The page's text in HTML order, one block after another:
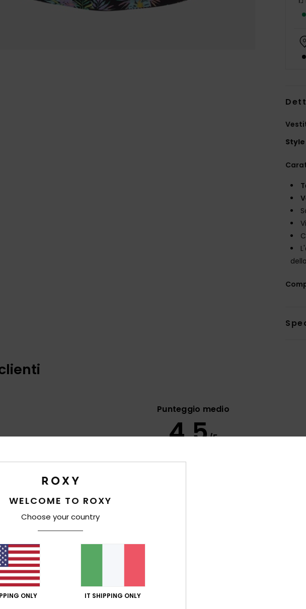
Style
Punteggio medio
4.5/5
Rapporto qualità-prezzo
Cecile
Molto leggero
Mostra originale - Français
Comfort
Rapporto qualità-prezzo
WELCOME TO ROXY
Choose your country
ONLY IT SHIPPING ONLY